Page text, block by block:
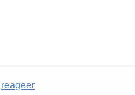
reageer